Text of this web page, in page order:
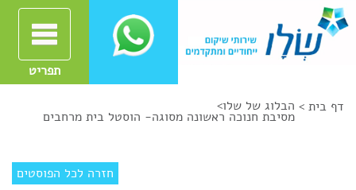
תפריט
דף בית > הבלוג של שלו>
מסיבת חנוכה ראשונה מסוגה- הוסטל בית מרחבים
חזרה לכל הפוסטים